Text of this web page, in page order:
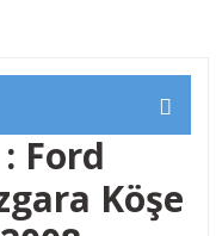
Ford
Köşe